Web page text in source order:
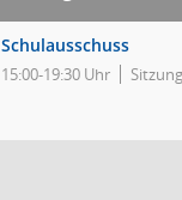
Schulausschuss
15:00-19:30 Uhr